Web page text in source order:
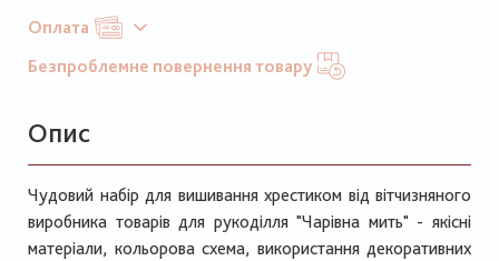
Оплата
Безпроблемне повернення товару
Опис
Чудовий набір для вишивання хрестиком від вітчизняного
виробника товарів для рукоділля "Чарівна мить" - якісні
матеріали, кольорова схема, використання декоративних